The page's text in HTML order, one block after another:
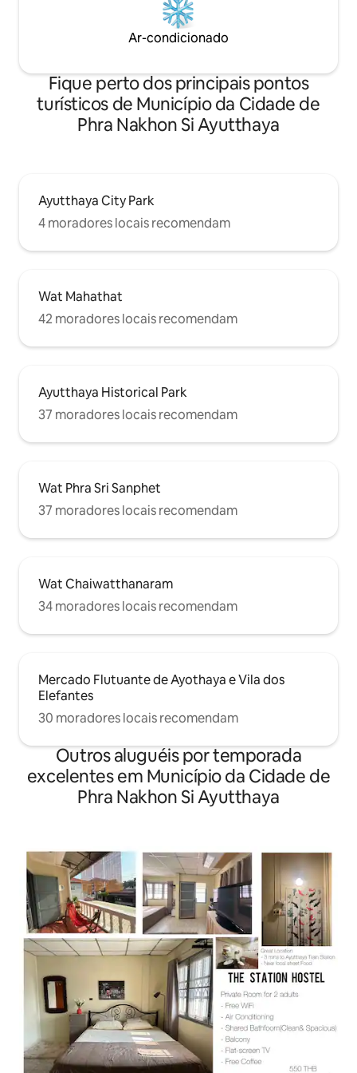
Ar-condicionado
Fique perto dos principais pontos
turísticos de Município da Cidade de
Phra Nakhon Si Ayutthaya
Ayutthaya City Park
4 moradores locais recomendam
Wat Mahathat
42 moradores locais recomendam
Ayutthaya Historical Park
37 moradores locais recomendam
Wat Phra Sri Sanphet
37 moradores locais recomendam
Wat Chaiwatthanaram
34 moradores locais recomendam
Mercado Flutuante de Ayothaya e Vila dos
Elefantes
30 moradores locais recomendam
Outros aluguéis por temporada
excelentes em Município da Cidade de
Phra Nakhon Si Ayutthaya